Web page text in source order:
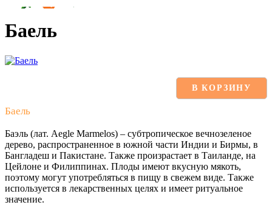
Баель
В КОРЗИНУ
Баель
Баэль (лат. Aegle Marmelos) – субтропическое вечнозеленое
дерево, распространенное в южной части Индии и Бирмы, в
Бангладеш и Пакистане. Также произрастает в Таиланде, на
Цейлоне и Филиппинах. Плоды имеют вкусную мякоть,
поэтому могут употребляться в пищу в свежем виде. Также
используется в лекарственных целях и имеет ритуальное
значение.